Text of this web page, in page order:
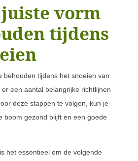
juiste vorm
tijdens
behouden tijdens het snoeien van
een aantal belangrijke richtlijnen
deze stappen te volgen, kun je
boom gezond blijft en een goede
het essentieel om de volgende